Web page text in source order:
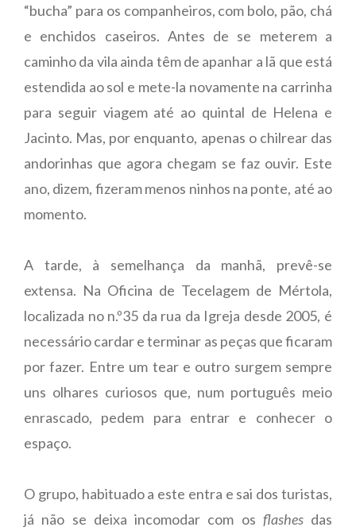
“bucha” para os companheiros, com bolo, pão, chá
e enchidos caseiros. Antes de se meterem a
caminho da vila ainda têm de apanhar a lã que está
estendida ao sol e mete-la novamente na carrinha
para seguir viagem até ao quintal de Helena e
Jacinto. Mas, por enquanto, apenas o chilrear das
andorinhas que agora chegam se faz ouvir. Este
ano, dizem, fizeram menos ninhos na ponte, até ao
momento.
A tarde, à semelhança da manhã, prevê-se
extensa. Na Oficina de Tecelagem de Mértola,
localizada no n.º35 da rua da Igreja desde 2005, é
necessário cardar e terminar as peças que ficaram
por fazer. Entre um tear e outro surgem sempre
uns olhares curiosos que, num português meio
enrascado, pedem para entrar e conhecer o
espaço.
O grupo, habituado a este entra e sai dos turistas,
já não se deixa incomodar com os flashesdas